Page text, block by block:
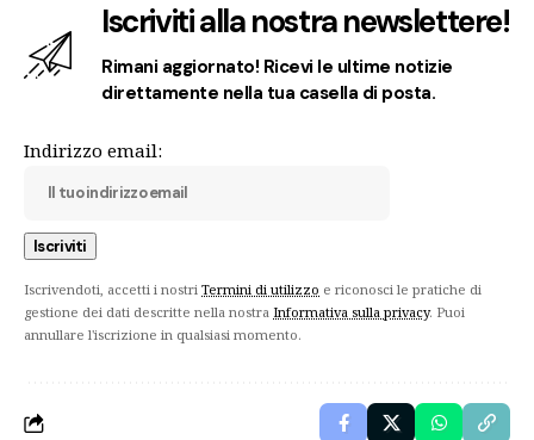
Iscriviti alla nostra newslettere!
Rimani aggiornato! Ricevi le ultime notizie
direttamente nella tua casella di posta.
Indirizzo email:
Iscrivendoti, accetti i nostri Termini di utilizzo e riconosci le pratiche di
gestione dei dati descritte nella nostra Informativa sulla privacy. Puoi
annullare l'iscrizione in qualsiasi momento.